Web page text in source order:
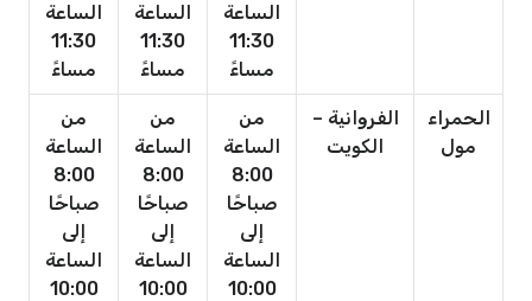
الساعة
11:30
مساءً
الساعة
11:30
مساءً
الساعة
11:30
مساءً
الحمراء
مول
الفروانية –
الكويت
من
الساعة
8:00
صباحًا
إلى
الساعة
10:00
من
الساعة
8:00
صباحًا
إلى
الساعة
10:00
من
الساعة
8:00
صباحًا
إلى
الساعة
10:00